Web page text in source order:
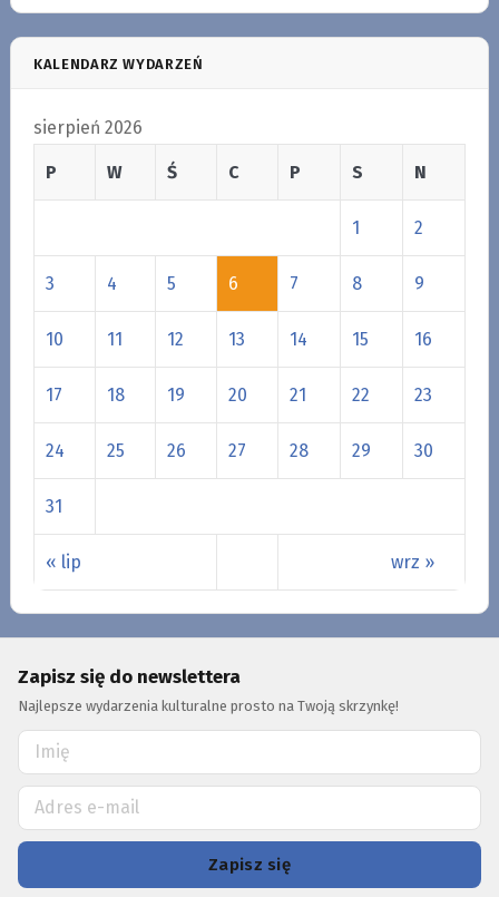
KALENDARZ WYDARZEŃ
sierpień 2026
P W Ś C P S N
« lip wrz »
1 2
3 4 5 6 7 8 9
10 11 12 13 14 15 16
17 18 19 20 21 22 23
24 25 26 27 28 29 30
31
Zapisz się do newslettera
Najlepsze wydarzenia kulturalne prosto na Twoją skrzynkę!
Zapisz się